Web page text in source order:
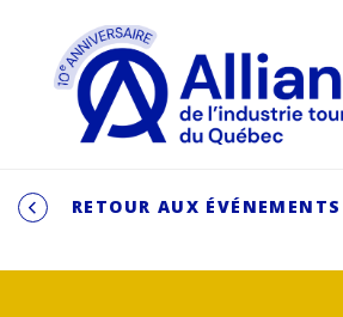
RETOUR AUX ÉVÉNEMENTS